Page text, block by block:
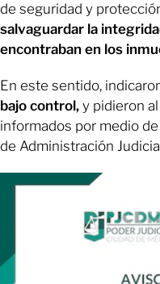
de seguridad y
salvaguardar la
encontraban en los
En este sentido,
bajo control, y pidieron
informados por medio
de Administración